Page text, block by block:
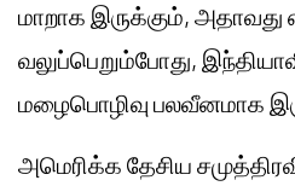
மாறாக இருக்கும்,
வலுப்பெறும்போது,
மழைபொழிவு பலவீனமாக
அமெரிக்க தேசிய